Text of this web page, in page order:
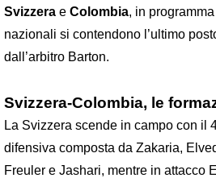
Svizzera e Colombia, in
nazionali si contendono l’ultimo
dall’arbitro Barton.
Svizzera-Colombia, le
La Svizzera scende in campo con il
difensiva composta da Zakaria,
Freuler e Jashari, mentre in attacco